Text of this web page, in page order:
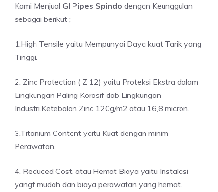
Kami Menjual GI Pipes Spindo dengan Keunggulan
sebagai berikut ;
1.High Tensile yaitu Mempunyai Daya kuat Tarik yang
Tinggi.
2. Zinc Protection ( Z 12) yaitu Proteksi Ekstra dalam
Lingkungan Paling Korosif dab Lingkungan
Industri.Ketebalan Zinc 120g/m2 atau 16,8 micron.
3.Titanium Content yaitu Kuat dengan minim
Perawatan.
4. Reduced Cost. atau Hemat Biaya yaitu Instalasi
yangf mudah dan biaya perawatan yang hemat.